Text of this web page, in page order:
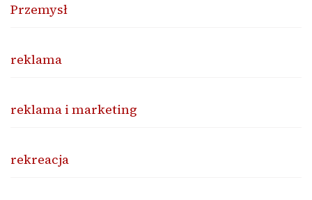
Przemysł
reklama
reklama i marketing
rekreacja